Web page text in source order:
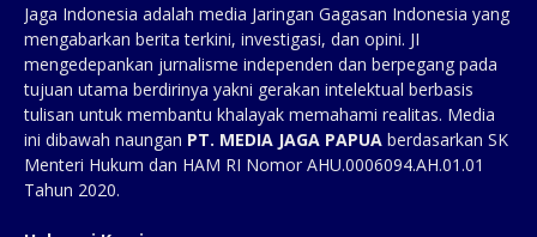
Jaga Indonesia adalah media Jaringan Gagasan Indonesia yang
mengabarkan berita terkini, investigasi, dan opini. JI
mengedepankan jurnalisme independen dan berpegang pada
tujuan utama berdirinya yakni gerakan intelektual berbasis
tulisan untuk membantu khalayak memahami realitas. Media
ini dibawah naungan PT. MEDIA JAGA PAPUA berdasarkan SK
Menteri Hukum dan HAM RI Nomor AHU.0006094.AH.01.01
Tahun 2020.